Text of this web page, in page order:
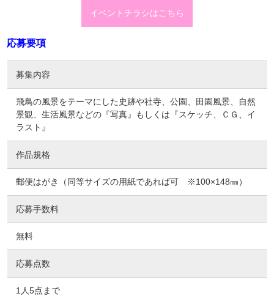
イベントチラシはこちら
応募要項
募集内容
飛鳥の風景をテーマにした史跡や社寺、公園、田園風景、自然
景観、生活風景などの『写真』もしくは『スケッチ、ＣＧ、イ
ラスト』
作品規格
郵便はがき（同等サイズの用紙であれば可 ※100×148㎜）
応募手数料
無料
応募点数
1人5点まで